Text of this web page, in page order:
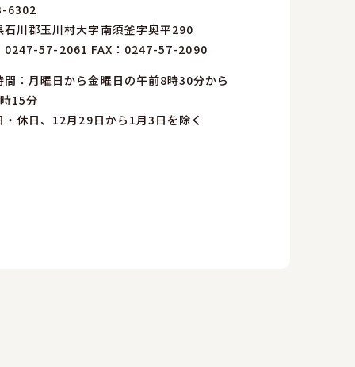
6302
石川郡玉川村大字南須釜字奥平290
0247-57-2061 FAX：0247-57-2090
間：月曜日から金曜日の午前8時30分から
15分
休日、12月29日から1月3日を除く